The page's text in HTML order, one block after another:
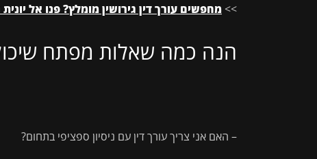
>> מחפשים עורך דין גירושין מומלץ? פנו אל יונית
הנה כמה שאלות מפתח
– האם אני צריך עורך דין עם ניסיון ספציפי בתחום?